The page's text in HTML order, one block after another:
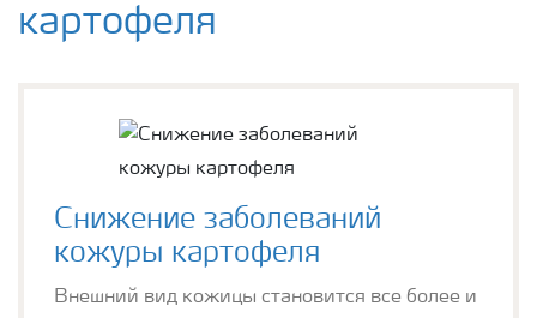
картофеля
Снижение заболеваний
кожуры картофеля
Внешний вид кожицы становится все более и